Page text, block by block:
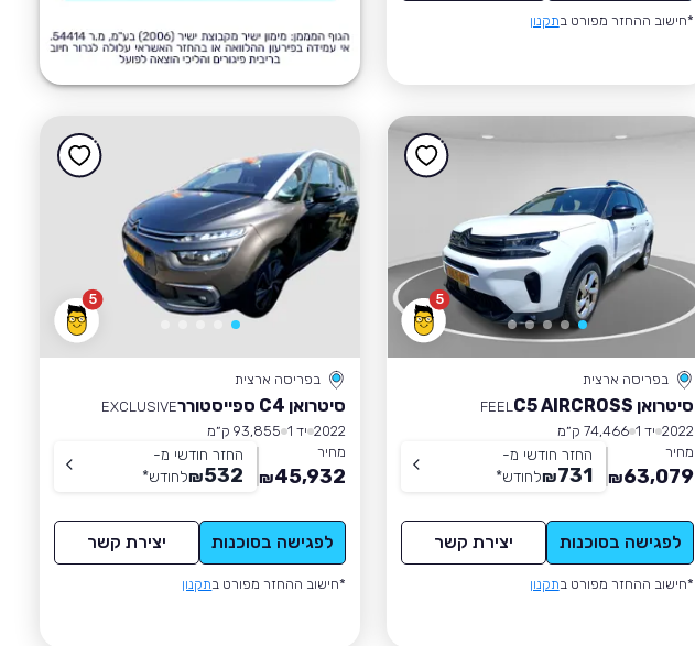
*חישוב ההחזר מפורט בתקנון
5
בפריסה ארצית
סיטרואן C5 AIRCROSS
FEEL
2022 יד 1
74,466 ק״מ
מחיר
63,079
₪
החזר חודשי מ-
731
₪לחודש*
לפגישה בסוכנות יצירת קשר
*חישוב ההחזר מפורט בתקנון
5
בפריסה ארצית
סיטרואן C4 ספייסטורר
EXCLUSIVE
2022 יד 1
93,855 ק״מ
מחיר
45,932
₪
החזר חודשי מ-
532
₪לחודש*
לפגישה בסוכנות יצירת קשר
*חישוב ההחזר מפורט בתקנון